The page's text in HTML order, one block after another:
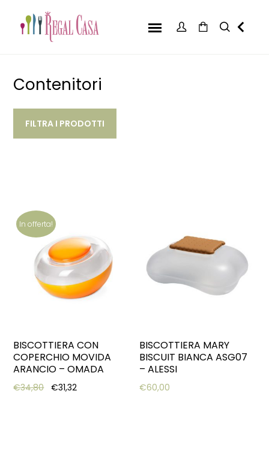
Contenitori
FILTRA I PRODOTTI
In offerta!
BISCOTTIERA CON
COPERCHIO MOVIDA
ARANCIO – OMADA
€34,80 Original price was: €34,80.
€31,32Current price is: €31,32.
BISCOTTIERA MARY
BISCUIT BIANCA ASG07
– ALESSI
€60,00